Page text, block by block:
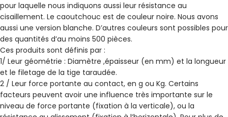
pour laquelle nous indiquons aussi leur résistance au
cisaillement. Le caoutchouc est de couleur noire. Nous avons
aussi une version blanche. D’autres couleurs sont possibles pour
des quantités d’au moins 500 pièces.
Ces produits sont définis par :
1/ Leur géométrie : Diamètre ,épaisseur (en mm) et la longueur
et le filetage de la tige taraudée.
2 / Leur force portante au contact, en g ou Kg. Certains
facteurs peuvent avoir une influence très importante sur le
niveau de force portante (fixation à la verticale), ou la